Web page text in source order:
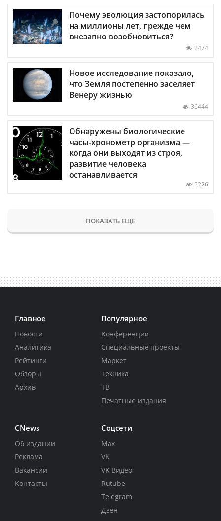
Почему эволюция застопорилась
на миллионы лет, прежде чем
внезапно возобновиться?
2474
Новое исследование показало,
что Земля постепенно заселяет
Венеру жизнью
36444
Обнаружены биологические
часы-хронометр организма —
когда они выходят из строя,
развитие человека
останавливается
5226
ПОКАЗАТЬ ЕЩЕ
Главное
Новости
Аналитика
Рейтинги
Обзоры
Архив
Популярное
Конференции
Специальные проекты
Маркет
Техника
ТВ
Печатные издания
CNews
Об издании
Реклама
Вакансии
Контакты
Соцсети
Max
VK
VK Видео
Rutube
Telegram
Дзен